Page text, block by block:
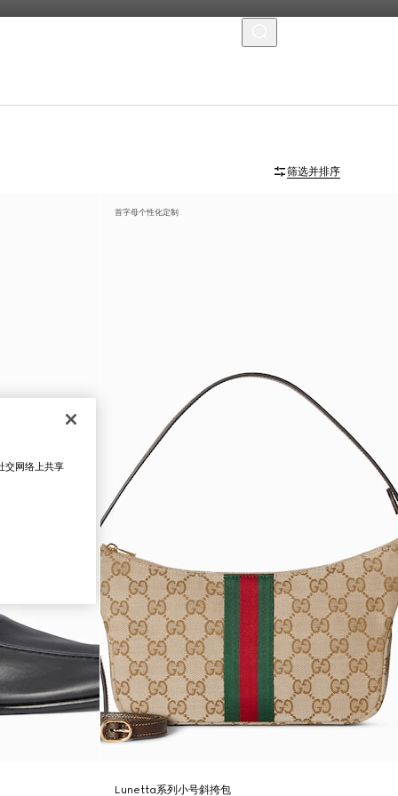
筛选并排序
首字母个性化定制
Lunetta系列小号斜挎包
交网络上共享